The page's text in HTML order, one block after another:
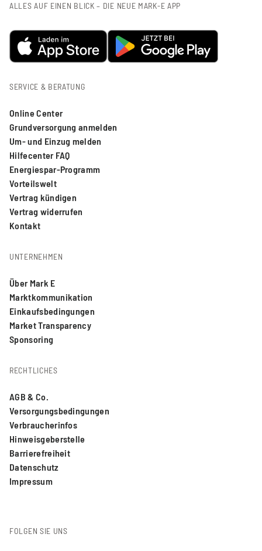
ALLES AUF EINEN BLICK – DIE NEUE MARK-E APP
SERVICE & BERATUNG
Online Center
Grundversorgung anmelden
Um- und Einzug melden
Hilfecenter FAQ
Energiespar-Programm
Vorteilswelt
Vertrag kündigen
Vertrag widerrufen
Kontakt
UNTERNEHMEN
Über Mark E
Marktkommunikation
Einkaufsbedingungen
Market Transparency
Sponsoring
RECHTLICHES
AGB & Co.
Versorgungsbedingungen
Verbraucherinfos
Hinweisgeberstelle
Barrierefreiheit
Datenschutz
Impressum
FOLGEN SIE UNS